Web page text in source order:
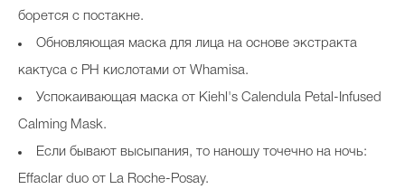
борется с постакне.
Обновляющая маска для лица на основе экстракта
кактуса с PH кислотами от Whamisa.
Успокаивающая маска от Kiehl's Calendula Petal-Infused
Calming Mask.
Если бывают высыпания, то наношу точечно на ночь:
Effaclar duo от La Roche-Posay.